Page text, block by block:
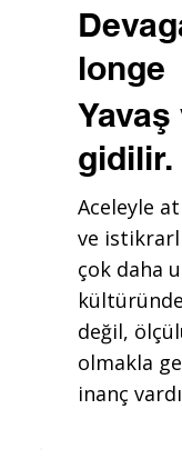
longe
Yavaş
gidilir.
Aceleyle
ve
çok daha
kültüründe
değil,
olmakla
inanç